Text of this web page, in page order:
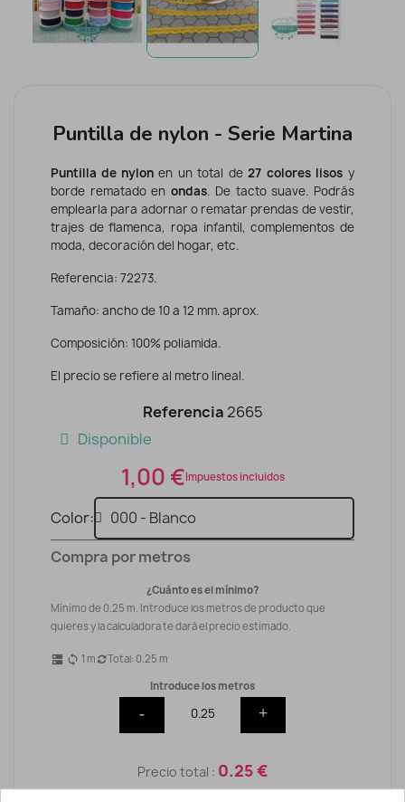
Puntilla de nylon - Serie Martina
Puntilla de nylon en un total de 27 colores lisos y
borde rematado en ondas. De tacto suave. Podrás
emplearla para adornar o rematar prendas de vestir,
trajes de flamenca, ropa infantil, complementos de
moda, decoración del hogar, etc.
Referencia: 72273.
Tamaño: ancho de 10 a 12 mm. aprox.
Composición: 100% poliamida.
El precio se refiere al metro lineal.
Referencia 2665
Disponible
1,00 €Impuestos incluidos
Color
Compra por metros
¿Cuánto es el mínimo?
Mínimo de 0.25 m. Introduce los metros de producto que
quieres y la calculadora te dará el precio estimado.
dns sync 1 m Total: 0.25 m
Introduce los metros
- +
Precio total : 0.25 €